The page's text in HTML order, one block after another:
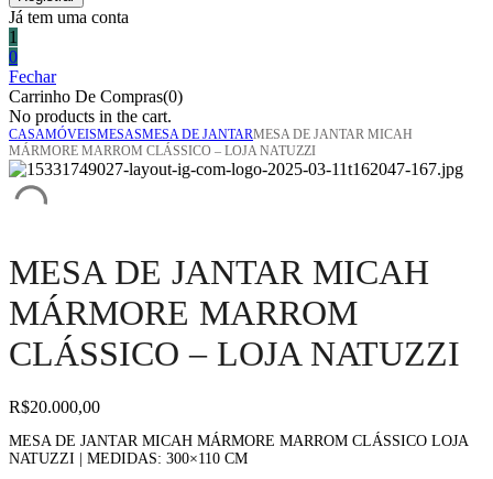
Já tem uma conta
1
0
Fechar
Carrinho De Compras(0)
No products in the cart.
CASAMÓVEISMESASMESA DE JANTARMESA DE JANTAR MICAH
MÁRMORE MARROM CLÁSSICO – LOJA NATUZZI
MESA DE JANTAR MICAH
MÁRMORE MARROM
CLÁSSICO – LOJA NATUZZI
R$20.000,00
MESA DE JANTAR MICAH MÁRMORE MARROM CLÁSSICO LOJA
NATUZZI | MEDIDAS: 300×110 CM